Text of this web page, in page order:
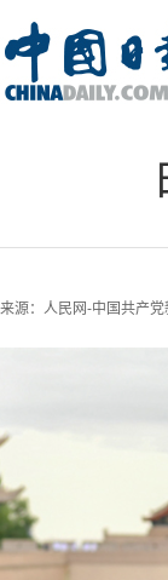
来源： 人民网-中国共产党